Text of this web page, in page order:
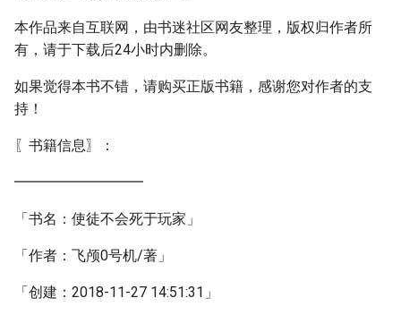
本作品来自互联网，由书迷社区网友整理，版权归作者所
有，请于下载后24小时内删除。
如果觉得本书不错，请购买正版书籍，感谢您对作者的支
持！
〖书籍信息〗：
━━━━━━━━━
「书名：使徒不会死于玩家」
「作者：飞颅0号机/著」
「创建：2018-11-27 14:51:31」